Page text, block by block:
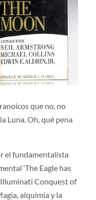
que no, no
Luna. Oh, qué pena
el fundamentalista
‘The Eagle has
Conquest of
alquimia y la